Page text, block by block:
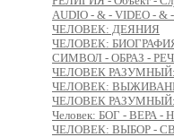
AUDIO - & - VIDEO - &
ЧЕЛОВЕК: ДЕЯНИЯ
ЧЕЛОВЕК:
СИМВОЛ - ОБРАЗ -
ЧЕЛОВЕК
ЧЕЛОВЕК: ВЫЖИВАНИЕ
ЧЕЛОВЕК РАЗУМНЫЙ:
Человек: БОГ - ВЕРА
ЧЕЛОВЕК: ВЫБОР -